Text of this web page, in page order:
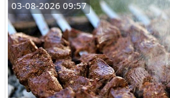
03-08-2026 09:57